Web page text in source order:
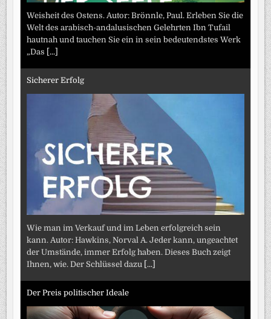
Weisheit des Ostens. Autor: Brönnle, Paul. Erleben Sie die
Welt des arabisch-andalusischen Gelehrten Ibn Tufail
hautnah und tauchen Sie ein in sein bedeutendstes Werk
„Das [...]
Sicherer Erfolg
Wie man im Verkauf und im Leben erfolgreich sein
kann. Autor: Hawkins, Norval A. Jeder kann, ungeachtet
der Umstände, immer Erfolg haben. Dieses Buch zeigt
Ihnen, wie. Der Schlüssel dazu [...]
Der Preis politischer Ideale